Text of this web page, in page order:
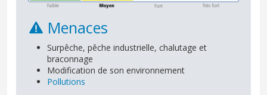
Menaces
Surpêche, pêche industrielle, chalutage et
braconnage
Modification de son environnement
Pollutions